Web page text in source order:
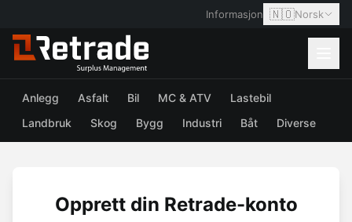
Informasjon 🇳🇴Norsk
Anlegg Asfalt Bil MC & ATV
Lastebil
Landbruk
Skog Bygg Industri Båt Diverse
Opprett din Retrade-konto